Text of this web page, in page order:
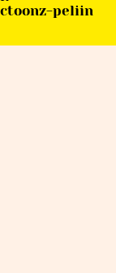
peliin